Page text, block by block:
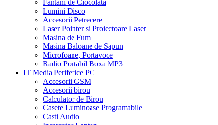
Fantani de Ciocolata
Lumini Disco
Accesorii Petrecere
Laser Pointer si Proiectoare Laser
Masina de Fum
Masina Baloane de Sapun
Microfoane, Portavoce
Radio Portabil Boxa MP3
IT Media Periferice PC
Accesorii GSM
Accesorii birou
Calculator de Birou
Casete Luminoase Programabile
Casti Audio